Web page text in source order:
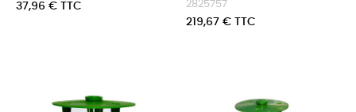
Prix
37,96 € TTC
2825757
Prix
219,67 € TTC